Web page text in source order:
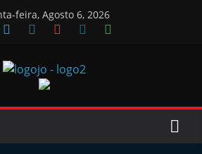
feira, Agosto 6, 2026
Jornal